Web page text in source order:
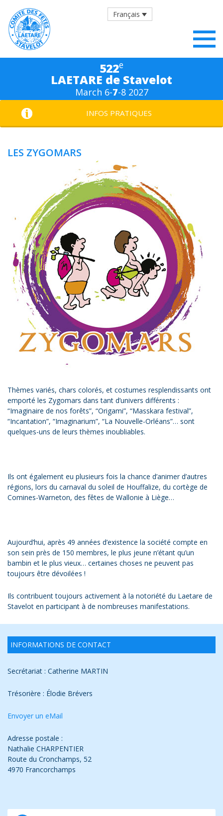
Français
522e
LAETARE de Stavelot
March 6-7-8 2027
INFOS PRATIQUES
LES ZYGOMARS
Thèmes variés, chars colorés, et costumes resplendissants ont
emporté les Zygomars dans tant d’univers différents :
“Imaginaire de nos forêts”, “Origami”, “Masskara festival”,
“Incantation”, “Imaginarium”, “La Nouvelle-Orléans”… sont
quelques-uns de leurs thèmes inoubliables.
Ils ont également eu plusieurs fois la chance d’animer d’autres
régions, lors du carnaval du soleil de Houffalize, du cortège de
Comines-Warneton, des fêtes de Wallonie à Liège…
Aujourd’hui, après 49 années d’existence la société compte en
son sein près de 150 membres, le plus jeune n’étant qu’un
bambin et le plus vieux… certaines choses ne peuvent pas
toujours être dévoilées !
Ils contribuent toujours activement à la notoriété du Laetare de
Stavelot en participant à de nombreuses manifestations.
INFORMATIONS DE CONTACT
Secrétariat : Catherine MARTIN
Trésorière : Élodie Brévers
Envoyer un eMail
Adresse postale :
Nathalie CHARPENTIER
Route du Cronchamps, 52
4970 Francorchamps